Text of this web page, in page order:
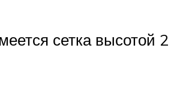
сетка высотой 2